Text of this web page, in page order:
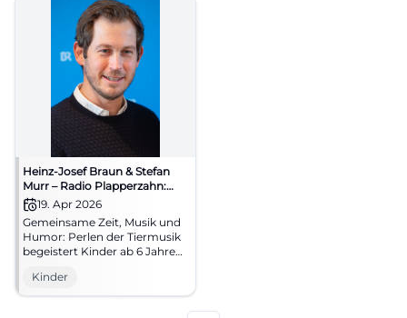
Heinz-Josef Braun & Stefan
Murr – Radio Plapperzahn:
Perlen der Tiermusik
19. Apr 2026
Gemeinsame Zeit, Musik und
Humor: Perlen der Tiermusik
begeistert Kinder ab 6 Jahren
sicherer, familienfreundlicher
Atmosphäre. Traunstein freut
Kinder